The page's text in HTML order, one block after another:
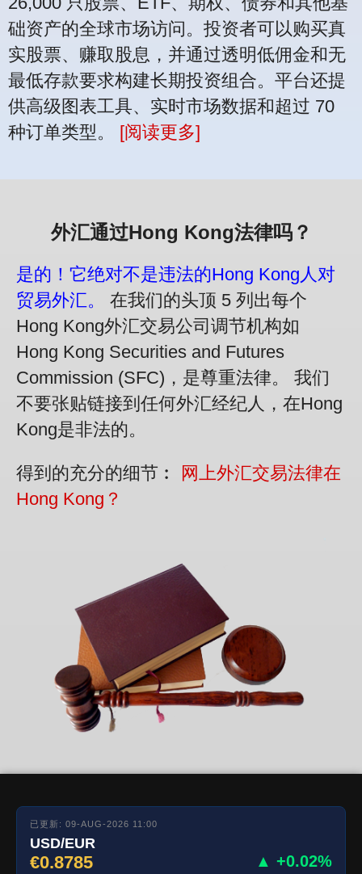
础资产的全球市场访问。投资者可以购买真
实股票、赚取股息，并通过透明低佣金和无
最低存款要求构建长期投资组合。平台还提
供高级图表工具、实时市场数据和超过 70
种订单类型。 [阅读更多]
外汇通过Hong Kong法律吗？
是的！它绝对不是违法的Hong Kong人对
贸易外汇。
在我们的头顶 5 列出每个
Hong Kong外汇交易公司调节机构如
Hong Kong Securities and Futures
Commission (SFC)，是尊重法律。 我们
不要张贴链接到任何外汇经纪人，在Hong
Kong是非法的。
得到的充分的细节︰
网上外汇交易法律在
Hong Kong？
已更新: 09-AUG-2026 11:00
USD/EUR
€0.8785 ▲ +0.02%